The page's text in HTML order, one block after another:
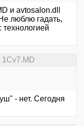
и avtosalon.dll
люблю гадать,
технологией
1Cv7.MD
- нет. Сегодня